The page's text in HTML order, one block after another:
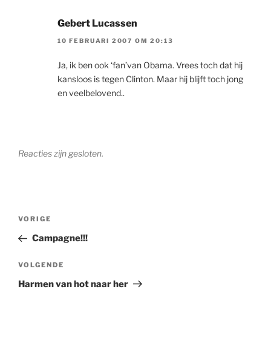
Gebert Lucassen
10 FEBRUARI 2007 OM 20:13
Ja, ik ben ook ‘fan’van Obama. Vrees toch dat hij
kansloos is tegen Clinton. Maar hij blijft toch jong
en veelbelovend..
Reacties zijn gesloten.
Bericht
Vorig
bericht
VORIGE
Campagne!!!
Volgend
bericht
VOLGENDE
Harmen van hot naar her